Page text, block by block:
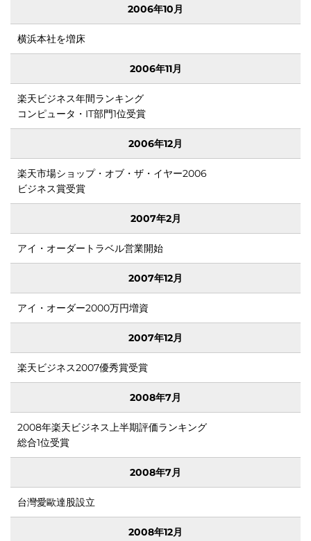
]海外ブ
を見
つ
2006年10月
横浜本社を増床
2006年11月
楽天ビジネス年間ランキング
コンピュータ・IT部門1位受賞
2006年12月
楽天市場ショップ・オブ・ザ・イヤー2006
ビジネス賞受賞
2007年2月
アイ・オーダートラベル営業開始
2007年12月
アイ・オーダー2000万円増資
2007年12月
楽天ビジネス2007優秀賞受賞
2008年7月
2008年楽天ビジネス上半期評価ランキング
総合1位受賞
2008年7月
台灣愛歐達股設立
2008年12月